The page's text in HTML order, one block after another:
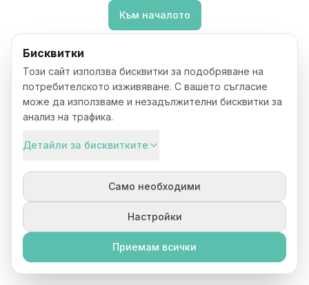
Към началото
Бисквитки
Този сайт използва бисквитки за подобряване на
потребителското изживяване. С вашето съгласие
може да използваме и незадължителни бисквитки за
анализ на трафика.
Детайли за бисквитките
Само необходими
Настройки
Приемам всички